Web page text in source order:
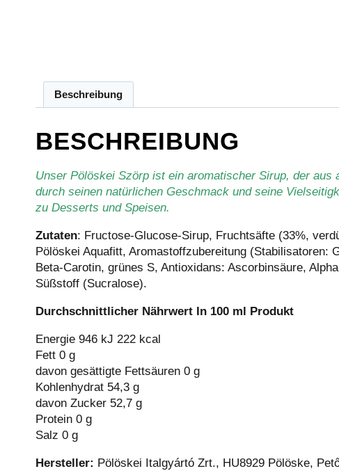
Beschreibung
BESCHREIBUNG
Unser Pölöskei Szörp ist ein aromatischer Sirup, der
durch seinen natürlichen Geschmack und seine
zu Desserts und Speisen.
Zutaten: Fructose-Glucose-Sirup, Fruchtsäfte (33%,
Pölöskei Aquafitt, Aromastoffzubereitung
Beta-Carotin, grünes S, Antioxidans: Ascorbinsäure,
Süßstoff (Sucralose).
Durchschnittlicher Nährwert In 100 ml Produkt
Energie 946 kJ 222 kcal
Fett 0 g
davon gesättigte Fettsäuren 0 g
Kohlenhydrat 54,3 g
davon Zucker 52,7 g
Protein 0 g
Salz 0 g
Hersteller: Pölöskei Italgyártó Zrt., HU8929 Pölöske,